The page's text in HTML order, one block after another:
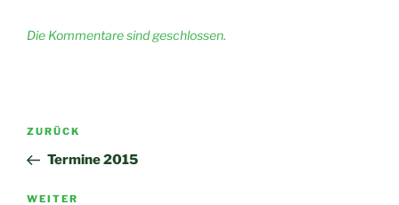
Die Kommentare sind geschlossen.
Beitragsnavigation
Vorheriger
Beitrag
ZURÜCK
Termine 2015
Nächster
WEITER